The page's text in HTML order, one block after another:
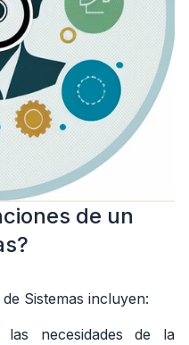
de un
Sistemas incluyen:
las necesidades de la